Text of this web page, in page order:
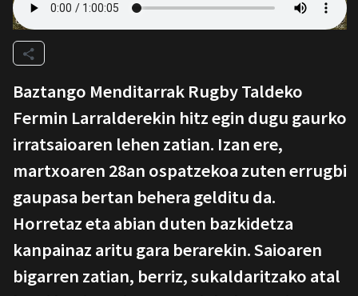
Baztango Menditarrak Rugby Taldeko
Fermin Larralderekin hitz egin dugu gaurko
irratsaioaren lehen zatian. Izan ere,
martxoaren 28an ospatzekoa zuten errugbi
gaupasa bertan behera gelditu da.
Horretaz eta abian duten bazkidetza
kanpainaz aritu gara berarekin. Saioaren
bigarren zatian, berriz, sukaldaritzako atal